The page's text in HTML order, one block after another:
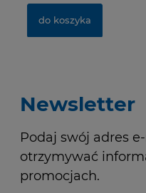
do koszyka
do koszyka
Newsletter
Podaj swój adres
otrzymywać
promocjach.